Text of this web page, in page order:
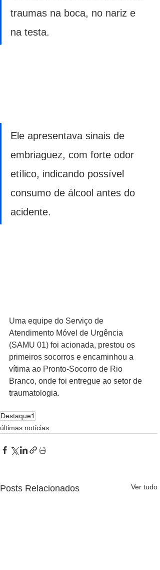
traumas na boca, no nariz e
na testa.
Ele apresentava sinais de
embriaguez, com forte odor
etílico, indicando possível
consumo de álcool antes do
acidente.
Uma equipe do Serviço de
Atendimento Móvel de Urgência
(SAMU 01) foi acionada, prestou os
primeiros socorros e encaminhou a
vítima ao Pronto-Socorro de Rio
Branco, onde foi entregue ao setor de
traumatologia.
Destaque1
últimas notícias
Posts Relacionados Ver tudo